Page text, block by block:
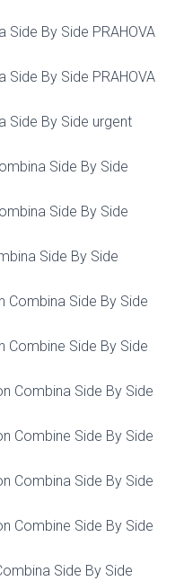
Side By Side PRAHOVA
Side By Side PRAHOVA
Side By Side urgent
Side By Side
Side By Side
Side By Side
Combina Side By Side
Combine Side By Side
Combina Side By Side
Combine Side By Side
Combina Side By Side
Combine Side By Side
Side By Side